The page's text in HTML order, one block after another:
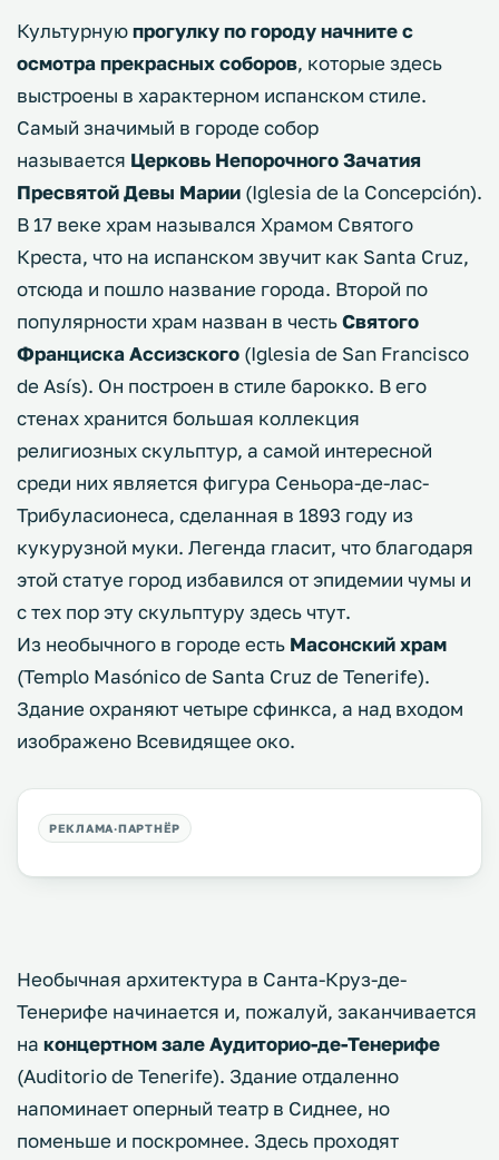
Культурнуюпрогулку по городу начните с
осмотра прекрасных соборов, которые здесь
выстроены в характерном испанском стиле.
Самый значимый в городе собор
называется Церковь Непорочного Зачатия
Пресвятой Девы Марии (Iglesia de la Concepción).
В 17 веке храм назывался Храмом Святого
Креста, что на испанском звучит как Santa Cruz,
отсюда и пошло название города. Второй по
популярности храм назван в честьСвятого
Франциска Ассизского (Iglesia de San Francisco
de Asís). Он построен в стиле барокко. В его
стенах хранится большая коллекция
религиозных скульптур, а самой интересной
среди них является фигура Сеньора-де-лас-
Трибуласионеса, сделанная в 1893 году из
кукурузной муки. Легенда гласит, что благодаря
этой статуе город избавился от эпидемии чумы и
с тех пор эту скульптуру здесь чтут.
Из необычного в городе есть Масонский храм
(Templo Masónico de Santa Cruz de Tenerife).
Здание охраняют четыре сфинкса, а над входом
изображено Всевидящее око.
Необычная архитектура в Санта-Круз-де-
Тенерифе начинается и, пожалуй, заканчивается
на концертном зале Аудиторио-де-Тенерифе
(Auditorio de Tenerife). Здание отдаленно
напоминает оперный театр в Сиднее, но
поменьше и поскромнее. Здесь проходят